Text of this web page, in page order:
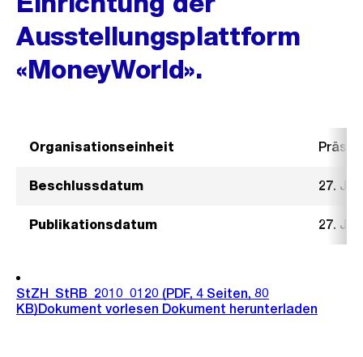
Ausstellungsplattform
«MoneyWorld».
Organisationseinheit
Beschlussdatum 27.
Publikationsdatum 27.
StZH_StRB_2010_0120 (PDF, 4 Seiten, 80
KB)Dokument vorlesen Dokument herunterladen